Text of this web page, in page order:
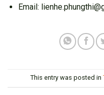
Email:
This entry was posted in